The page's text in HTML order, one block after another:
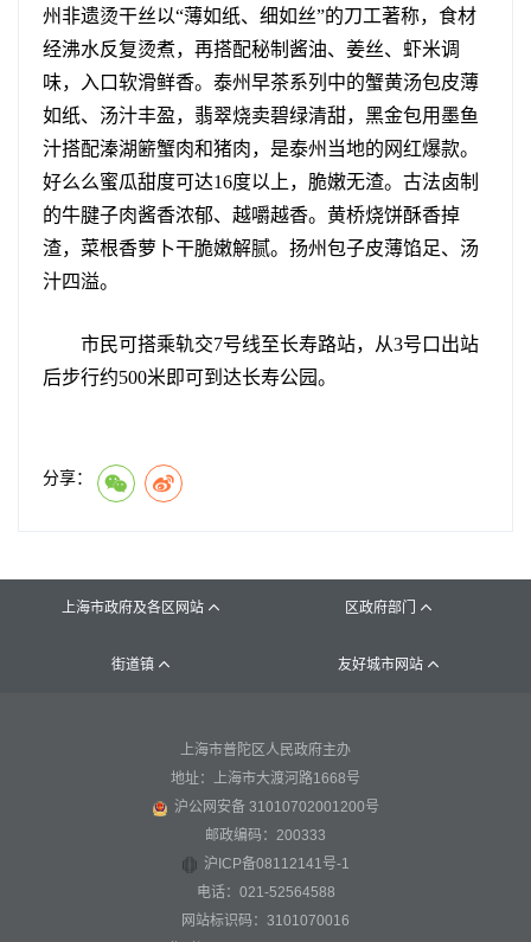
州非遗烫干丝以“薄如纸、细如丝”的刀工著称，食材
经沸水反复烫煮，再搭配秘制酱油、姜丝、虾米调
味，入口软滑鲜香。泰州早茶系列中的蟹黄汤包皮薄
如纸、汤汁丰盈，翡翠烧卖碧绿清甜，黑金包用墨鱼
汁搭配溱湖簖蟹肉和猪肉，是泰州当地的网红爆款。
好么么蜜瓜甜度可达16度以上，脆嫩无渣。古法卤制
的牛腱子肉酱香浓郁、越嚼越香。黄桥烧饼酥香掉
渣，菜根香萝卜干脆嫩解腻。扬州包子皮薄馅足、汤
汁四溢。
市民可搭乘轨交7号线至长寿路站，从3号口出站
后步行约500米即可到达长寿公园。
分享：
上海市政府及各区网站  区政府部门 
街道镇  友好城市网站 
上海市普陀区人民政府主办
地址：上海市大渡河路1668号
沪公网安备 31010702001200号
邮政编码：200333
沪ICP备08112141号-1
电话：021-52564588
网站标识码：3101070016